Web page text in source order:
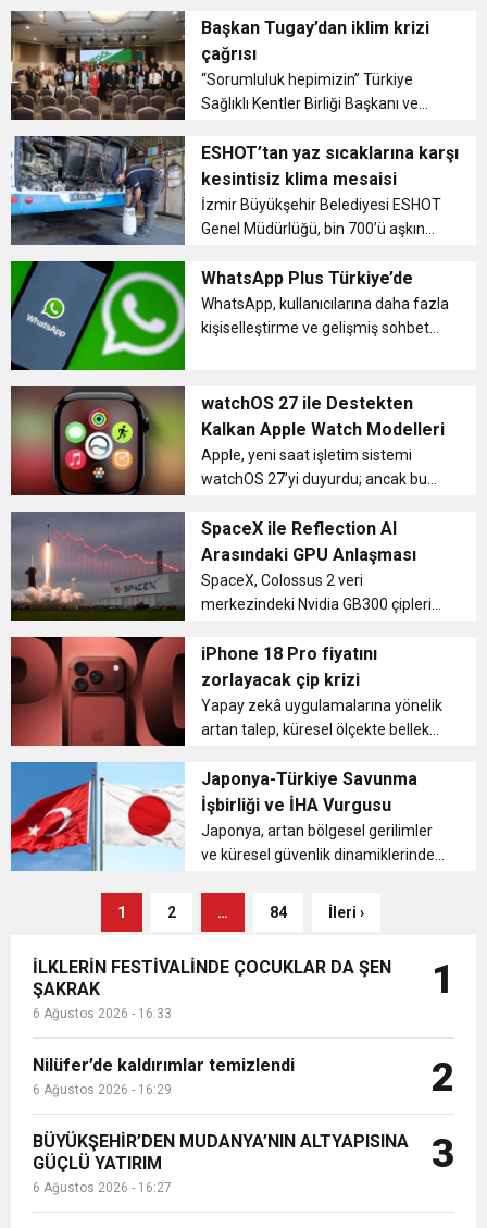
yıkama ve ilaçlama hizmetini
üreticilerin ayağına götürüyor.
Teknolojik makine sayesinde
geleneksel...
Başkan Tugay’dan iklim krizi
çağrısı
“Sorumluluk hepimizin” Türkiye
Sağlıklı Kentler Birliği Başkanı ve
Dr. Cemil Tugay, COP İnegöl İklim
Değişikliği Yerel Taraflar
Konferansı’nda iklim krizine kar...
ESHOT’tan yaz sıcaklarına karşı
kesintisiz klima mesaisi
İzmir Büyükşehir Belediyesi ESHOT
Genel Müdürlüğü, bin 700’ü aşkın
kontrollerini sürdürüyor. Düzenli
bakımlarla araçların soğutma
sistemleri güçlendirilirken, her gün
WhatsApp Plus Türkiye’de
WhatsApp, kullanıcılarına daha fazla
kişiselleştirme ve gelişmiş sohbet
Uygulama, normal sürümden farklı
deneyim vadederek ...
watchOS 27 ile Destekten
Kalkan Apple Watch Modelleri
Apple, yeni saat işletim sistemi
watchOS 27’yi duyurdu; ancak bu
modelleri için desteğin sonlanması
anlamına geliyor. Yeni yazılım, belirli
cihazların yüksek performa...
SpaceX ile Reflection AI
Arasındaki GPU Anlaşması
SpaceX, Colossus 2 veri
merkezindeki Nvidia GB300 çiplerini
kapsamlı bir iş birliği anlaşması
imzaladı. Anlaşmaya göre
Reflection AI, 1 Temmuz 2026’dan
itibaren...
iPhone 18 Pro fiyatını
zorlayacak çip krizi
Yapay zekâ uygulamalarına yönelik
artan talep, küresel ölçekte bellek
ürünlerin maliyetlerini yukarı çekiyor.
Bu kısıtlama, özellikle akıllı telefon
üretiminde par...
Japonya-Türkiye Savunma
İşbirliği ve İHA Vurgusu
Japonya, artan bölgesel gerilimler
ve küresel güvenlik dinamiklerindeki
politikalarını yeniden şekillendiriyor.
1 2 … 84 İleri ›
İLKLERİN FESTİVALİNDE ÇOCUKLAR DA ŞEN
ŞAKRAK
6 Ağustos 2026 - 16:33
1
Nilüfer’de kaldırımlar temizlendi
6 Ağustos 2026 - 16:29 2
BÜYÜKŞEHİR’DEN MUDANYA’NIN ALTYAPISINA
GÜÇLÜ YATIRIM
6 Ağustos 2026 - 16:27
3